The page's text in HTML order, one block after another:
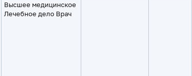
Высшее медицинское
Лечебное дело Врач